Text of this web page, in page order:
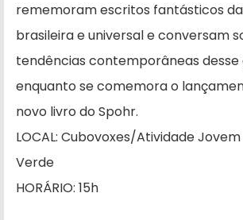
rememoram escritos fantásticos
brasileira e universal e conversam
tendências contemporâneas desse
enquanto se comemora o
novo livro do Spohr.
LOCAL: Cubovoxes/Atividade
Verde
HORÁRIO: 15h